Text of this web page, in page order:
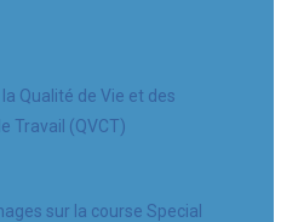
Qualité de Vie et des
Travail (QVCT)
sur la course Special